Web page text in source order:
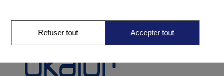
Naissance0-12 mois
Refuser tout Accepter tout